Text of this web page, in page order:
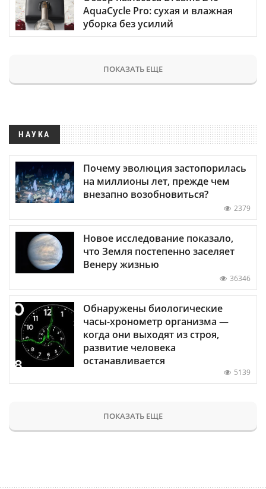
AquaCycle Pro: сухая и влажная
уборка без усилий
ПОКАЗАТЬ ЕЩЕ
НАУКА
Почему эволюция застопорилась
на миллионы лет, прежде чем
внезапно возобновиться?
2379
Новое исследование показало,
что Земля постепенно заселяет
Венеру жизнью
36346
Обнаружены биологические
часы-хронометр организма —
когда они выходят из строя,
развитие человека
останавливается
5139
ПОКАЗАТЬ ЕЩЕ